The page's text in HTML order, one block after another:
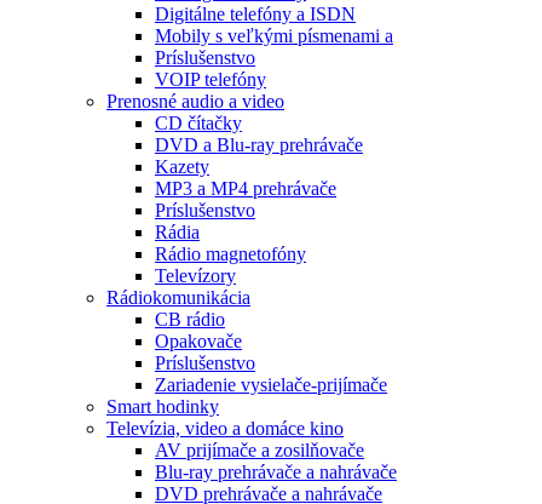
Digitálne telefóny a ISDN
Mobily s veľkými písmenami a
Príslušenstvo
VOIP telefóny
Prenosné audio a video
CD čítačky
DVD a Blu-ray prehrávače
Kazety
MP3 a MP4 prehrávače
Príslušenstvo
Rádia
Rádio magnetofóny
Televízory
Rádiokomunikácia
CB rádio
Opakovače
Príslušenstvo
Zariadenie vysielače-prijímače
Smart hodinky
Televízia, video a domáce kino
AV prijímače a zosilňovače
Blu-ray prehrávače a nahrávače
DVD prehrávače a nahrávače